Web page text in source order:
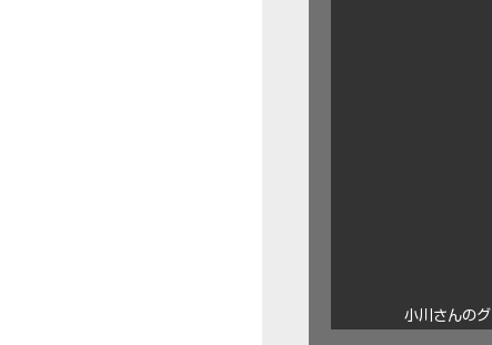
小川さんの